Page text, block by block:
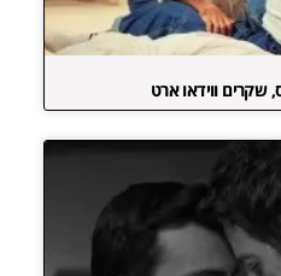
שקרים ווידאו ארט